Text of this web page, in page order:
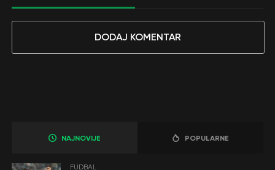
DODAJ KOMENTAR
NAJNOVIJE POPULARNE
FUDBAL